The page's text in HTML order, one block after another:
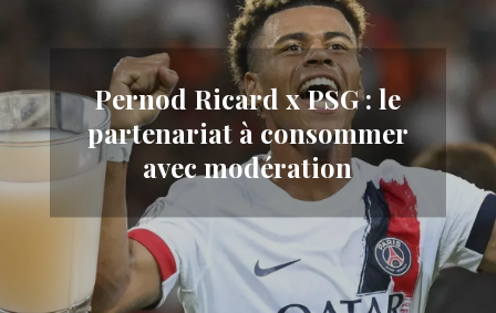
Pernod Ricard x PSG : le
partenariat à consommer
avec modération